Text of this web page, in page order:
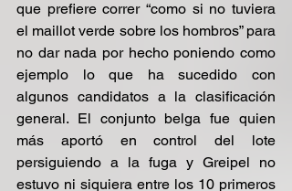
que prefiere correr “como si no tuviera
el maillot verde sobre los hombros” para
no dar nada por hecho poniendo como
ejemplo lo que ha sucedido con
algunos candidatos a la clasificación
general. El conjunto belga fue quien
más aportó en control del lote
persiguiendo a la fuga y Greipel no
estuvo ni siquiera entre los 10 primeros